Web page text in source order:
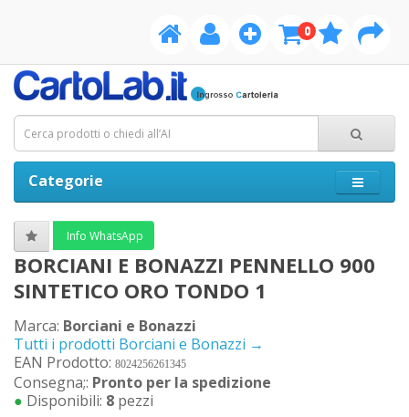
0
Categorie
Info WhatsApp
BORCIANI E BONAZZI PENNELLO 900
SINTETICO ORO TONDO 1
Marca: Borciani e Bonazzi
Tutti i prodotti Borciani e Bonazzi →
EAN Prodotto: 8024256261345
Consegna;: Pronto per la spedizione
● Disponibili: 8 pezzi